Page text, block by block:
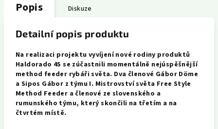
Popis Diskuze
Detailní popis produktu
Na realizaci projektu vyvíjení nové rodiny produktů
Haldorado 4S se zúčastnili momentálně nejúspěšnější
method feeder rybáři světa. Dva členové Gábor Döme
a Sipos Gábor z týmu I. Mistrovství světa Free Style
Method Feeder a členové ze slovenského a
rumunského týmu, který skončili na třetím a na
čtvrtém místě.